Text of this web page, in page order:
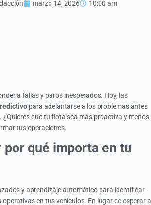
marzo 14, 2026 10:00 am
a fallas y paros inesperados. Hoy, las
para adelantarse a los problemas antes
que tu flota sea más proactiva y menos
tus operaciones.
qué importa en tu
y aprendizaje automático para identificar
en tus vehículos. En lugar de esperar a